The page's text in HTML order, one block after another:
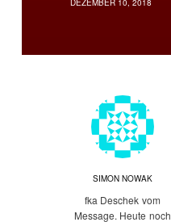
DEZEMBER 10, 2018
SIMON NOWAK
fka Deschek vom
Message. Heute noch